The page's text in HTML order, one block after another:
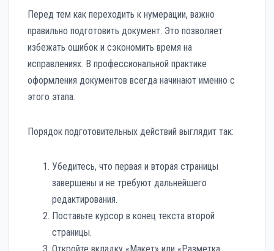
Перед тем как переходить к нумерации, важно
правильно подготовить документ. Это позволяет
избежать ошибок и сэкономить время на
исправлениях. В профессиональной практике
оформления документов всегда начинают именно с
этого этапа.
Порядок подготовительных действий выглядит так:
Убедитесь, что первая и вторая страницы
завершены и не требуют дальнейшего
редактирования.
Поставьте курсор в конец текста второй
страницы.